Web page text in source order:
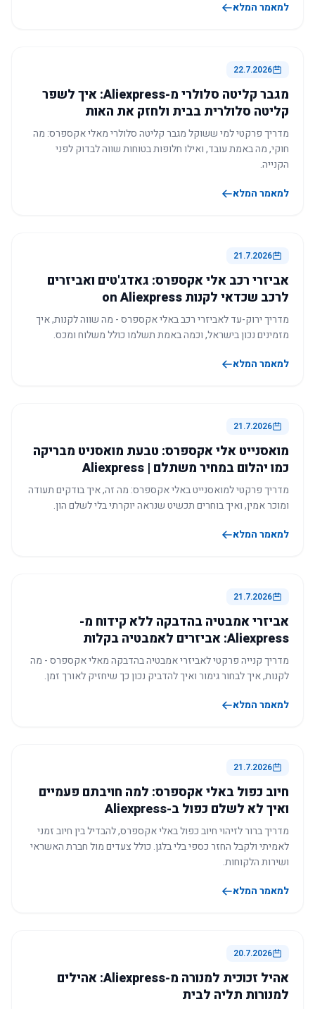
למאמר המלא
22.7.2026
מגבר קליטה סלולרי מ-Aliexpress: איך לשפר
קליטה סלולרית בבית ולחזק את האות
מדריך פרקטי למי ששוקל מגבר קליטה סלולרי מאלי אקספרס: מה
חוקי, מה באמת עובד, ואילו חלופות בטוחות שווה לבדוק לפני
הקנייה.
למאמר המלא
21.7.2026
אביזרי רכב אלי אקספרס: גאדג'טים ואביזרים
לרכב שכדאי לקנות on Aliexpress
מדריך ירוק-עד לאביזרי רכב באלי אקספרס - מה שווה לקנות, איך
מזמינים נכון בישראל, וכמה באמת תשלמו כולל משלוח ומכס.
למאמר המלא
21.7.2026
מואסנייט אלי אקספרס: טבעת מואסניט מבריקה
כמו יהלום במחיר משתלם | Aliexpress
מדריך פרקטי למואסנייט באלי אקספרס: מה זה, איך בודקים תעודה
ומוכר אמין, ואיך בוחרים תכשיט שנראה יוקרתי בלי לשלם הון.
למאמר המלא
21.7.2026
אביזרי אמבטיה בהדבקה ללא קידוח מ-
Aliexpress: אביזרים לאמבטיה בקלות
מדריך קנייה פרקטי לאביזרי אמבטיה בהדבקה מאלי אקספרס - מה
לקנות, איך לבחור גימור ואיך להדביק נכון כך שיחזיק לאורך זמן.
למאמר המלא
21.7.2026
חיוב כפול באלי אקספרס: למה חויבתם פעמיים
ואיך לא לשלם כפול ב-Aliexpress
מדריך ברור לזיהוי חיוב כפול באלי אקספרס, להבדיל בין חיוב זמני
לאמיתי ולקבל החזר כספי בלי בלגן. כולל צעדים מול חברת האשראי
ושירות הלקוחות.
למאמר המלא
20.7.2026
אהיל זכוכית למנורה מ-Aliexpress: אהילים
למנורות תליה לבית